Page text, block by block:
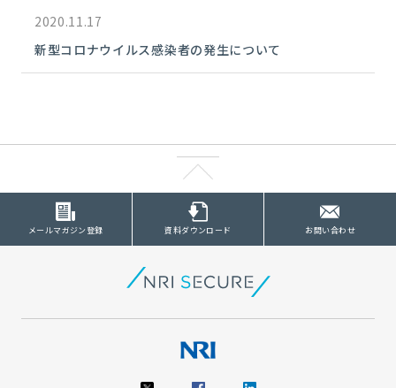
2020.11.17
新型コロナウイルス感染者の発生について
メールマガジン登録 資料ダウンロード お問い合わせ